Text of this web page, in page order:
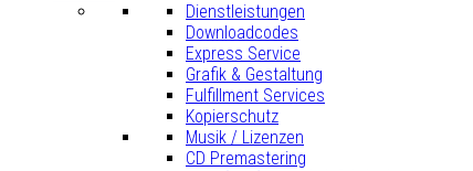
Dienstleistungen
Downloadcodes
Express Service
Grafik & Gestaltung
Fulfillment Services
Kopierschutz
Musik / Lizenzen
CD Premastering